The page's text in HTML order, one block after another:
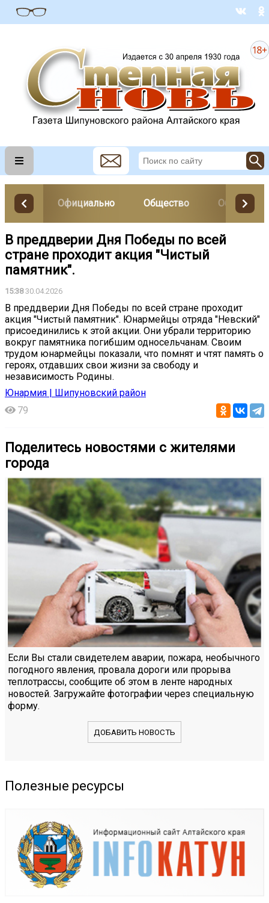
Официально Общество
В преддверии Дня Победы по всей
стране проходит акция "Чистый
памятник".
15:3830.04.2026
В преддверии Дня Победы по всей стране проходит
акция "Чистый памятник". Юнармейцы отряда "Невский"
присоединились к этой акции. Они убрали территорию
вокруг памятника погибшим односельчанам. Своим
трудом юнармейцы показали, что помнят и чтят память о
героях, отдавших свои жизни за свободу и
независимость Родины.
Юнармия | Шипуновский район
79
Поделитесь новостями с жителями
города
Если Вы стали свидетелем аварии, пожара, необычного
погодного явления, провала дороги или прорыва
теплотрассы, сообщите об этом в ленте народных
новостей. Загружайте фотографии через специальную
форму.
ДОБАВИТЬ НОВОСТЬ
Полезные ресурсы